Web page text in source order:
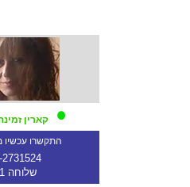
קארין
התקשרו עכשיו
2731524
שלוחה 271